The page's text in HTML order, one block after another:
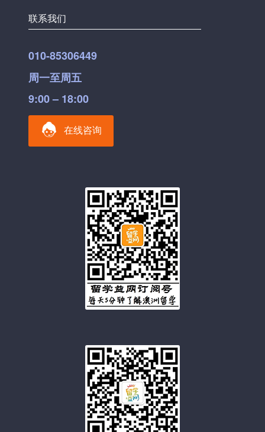
联系我们
010-85306449
周一至周五
9:00 – 18:00
在线咨询